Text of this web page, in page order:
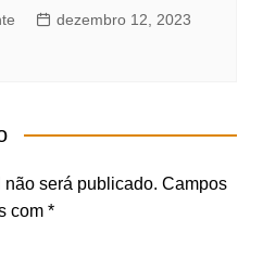
dezembro 12, 2023
será publicado. Campos
com *